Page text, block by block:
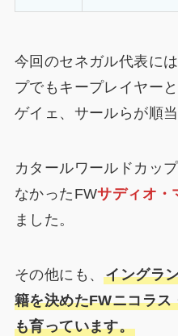
今回のセネガル代表に
プでもキープレイヤー
ゲイェ、サールらが順
カタールワールドカッ
なかったFWサディオ・
ました。
その他にも、イングラ
籍を決めたFWニコラ
も育っています。